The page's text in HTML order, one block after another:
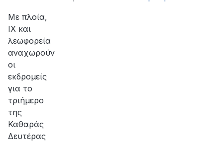
Με πλοία,
ΙΧ και
λεωφορεία
αναχωρούν
οι
εκδρομείς
για το
τριήμερο
της
Καθαράς
Δευτέρας